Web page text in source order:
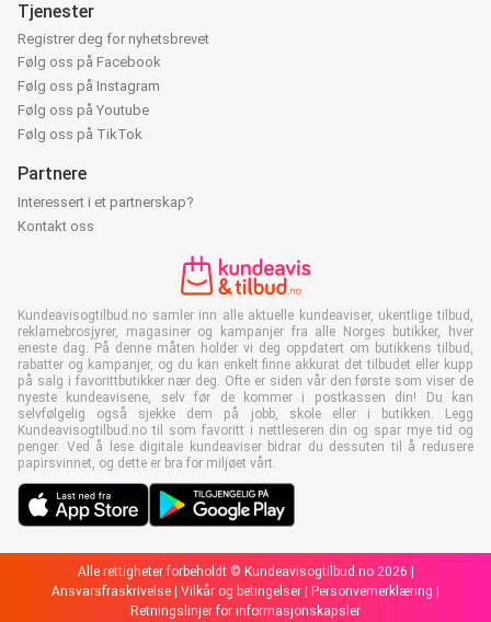
Tjenester
Registrer deg for nyhetsbrevet
Følg oss på Facebook
Følg oss på Instagram
Følg oss på Youtube
Følg oss på TikTok
Partnere
Interessert i et partnerskap?
Kontakt oss
Kundeavisogtilbud.no samler inn alle aktuelle kundeaviser, ukentlige tilbud,
reklamebrosjyrer, magasiner og kampanjer fra alle Norges butikker, hver
eneste dag. På denne måten holder vi deg oppdatert om butikkens tilbud,
rabatter og kampanjer, og du kan enkelt finne akkurat det tilbudet eller kupp
på salg i favorittbutikker nær deg. Ofte er siden vår den første som viser de
nyeste kundeavisene, selv før de kommer i postkassen din! Du kan
selvfølgelig også sjekke dem på jobb, skole eller i butikken. Legg
Kundeavisogtilbud.no til som favoritt i nettleseren din og spar mye tid og
penger. Ved å lese digitale kundeaviser bidrar du dessuten til å redusere
papirsvinnet, og dette er bra for miljøet vårt.
Alle rettigheter forbeholdt © Kundeavisogtilbud.no 2026 |
Ansvarsfraskrivelse
Vilkår og betingelser Personvernerklæring
Retningslinjer for informasjonskapsler